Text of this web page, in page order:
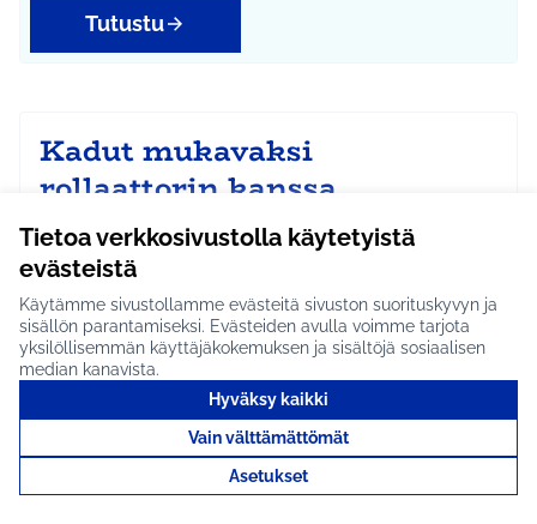
Tietoa verkkosivustolla käytetyistä
evästeistä
Käytämme sivustollamme evästeitä sivuston suorituskyvyn ja
sisällön parantamiseksi. Evästeiden avulla voimme tarjota
yksilöllisemmän käyttäjäkokemuksen ja sisältöjä sosiaalisen
median kanavista.
Hyväksy kaikki
Vain välttämättömät
Asetukset
Tutustu
Kadut mukavaksi
rollaattorin kanssa
kulkemiselle #1752
Erityisesti alueilla, joilla on paljon ikääntyneitä, olisi
hyvä tarkastaa ja kunnostaa kadut, jotta …
Etenee jatkoon
Rajaa tulokset aihepiirin mukaan: Koko Tuusula
Koko Tuusula Rajaa tulokset teeman mukaan: Infra ja liikenne
Infra ja liikenne
Tutustu